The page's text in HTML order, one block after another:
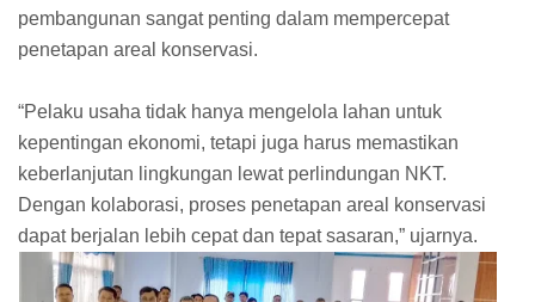
pembangunan sangat penting dalam mempercepat
penetapan areal konservasi.
“Pelaku usaha tidak hanya mengelola lahan untuk
kepentingan ekonomi, tetapi juga harus memastikan
keberlanjutan lingkungan lewat perlindungan NKT.
Dengan kolaborasi, proses penetapan areal konservasi
dapat berjalan lebih cepat dan tepat sasaran,” ujarnya.